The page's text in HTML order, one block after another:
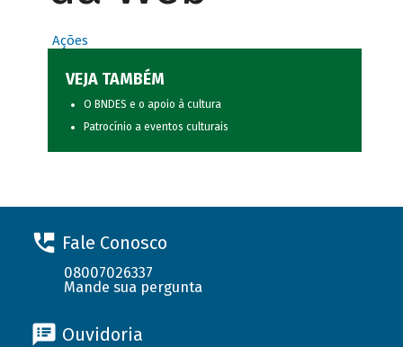
Ações
VEJA TAMBÉM
O BNDES e o apoio à cultura
Patrocínio a eventos culturais
Fale Conosco
08007026337
Mande sua pergunta
Ouvidoria